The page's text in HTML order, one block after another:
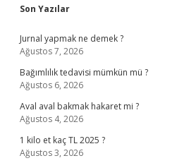
Sidebar
Son Yazılar
Jurnal yapmak ne demek ?
Ağustos 7, 2026
Bağımlılık tedavisi mümkün mü ?
Ağustos 6, 2026
Aval aval bakmak hakaret mi ?
Ağustos 4, 2026
1 kilo et kaç TL 2025 ?
Ağustos 3, 2026